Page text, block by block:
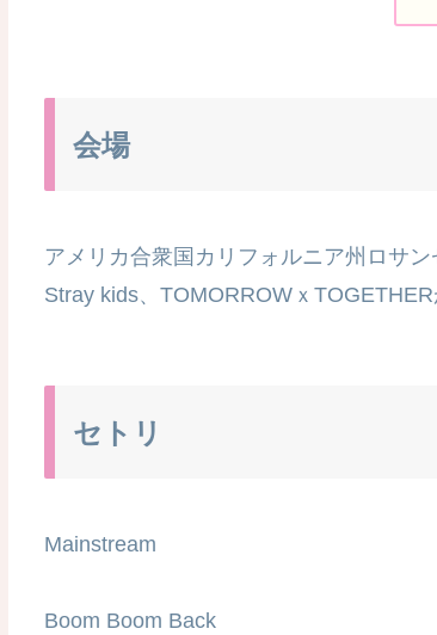
会場
アメリカ合衆国カリフォルニア州ロサ
Stray kids、TOMORROWｘ
セトリ
Mainstream
Boom Boom Back